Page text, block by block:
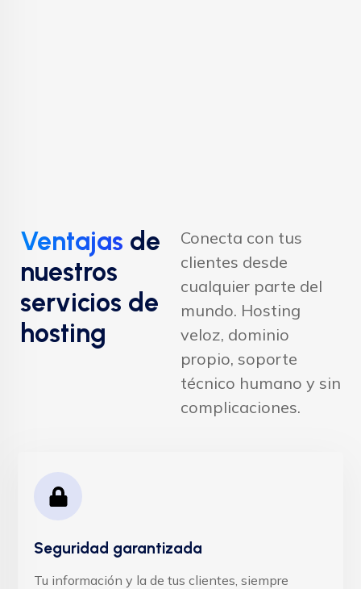
Ventajas de
nuestros
servicios de
hosting
Conecta con tus
clientes desde
cualquier parte del
mundo. Hosting
veloz, dominio
propio, soporte
técnico humano y sin
complicaciones.
Seguridad garantizada
Tu información y la de tus clientes, siempre